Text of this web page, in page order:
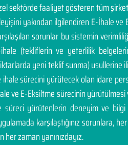
sektörde faaliyet gösteren tüm
yakından ilgilendiren E-İhale ve
sorunlar bu sistemin
(tekliflerin ve yeterlilik
yeni teklif sunma) usullerine
ihale sürecini yürütecek olan idare
ve E-Eksiltme sürecinin
süreci yürütenlerin deneyim ve bilgi
karşılaştığınız
her zaman yanınızdayız.